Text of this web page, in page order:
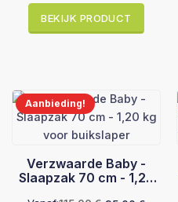
prijs
was:
prijs
is:
BEKIJK PRODUCT
Aanbieding!
Verzwaarde Baby -
Slaapzak 70 cm - 1,20